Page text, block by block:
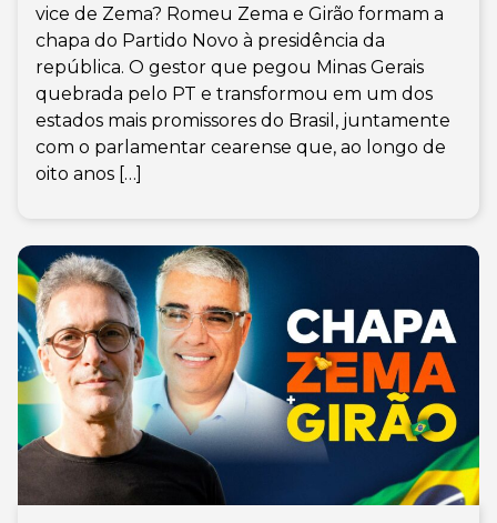
vice de Zema? Romeu Zema e Girão formam a
chapa do Partido Novo à presidência da
república. O gestor que pegou Minas Gerais
quebrada pelo PT e transformou em um dos
estados mais promissores do Brasil, juntamente
com o parlamentar cearense que, ao longo de
oito anos […]